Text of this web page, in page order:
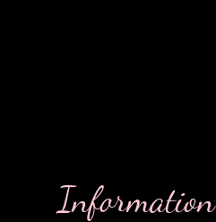
Information